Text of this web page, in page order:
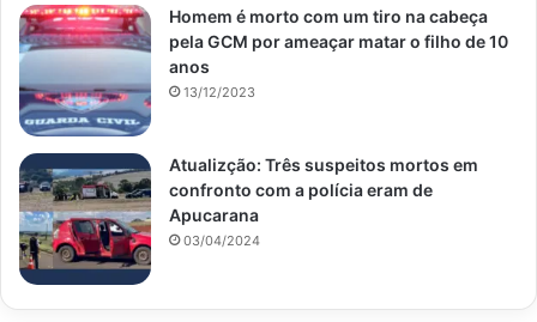
Homem é morto com um tiro na cabeça
pela GCM por ameaçar matar o filho de 10
anos
13/12/2023
Atualizção: Três suspeitos mortos em
confronto com a polícia eram de
Apucarana
03/04/2024